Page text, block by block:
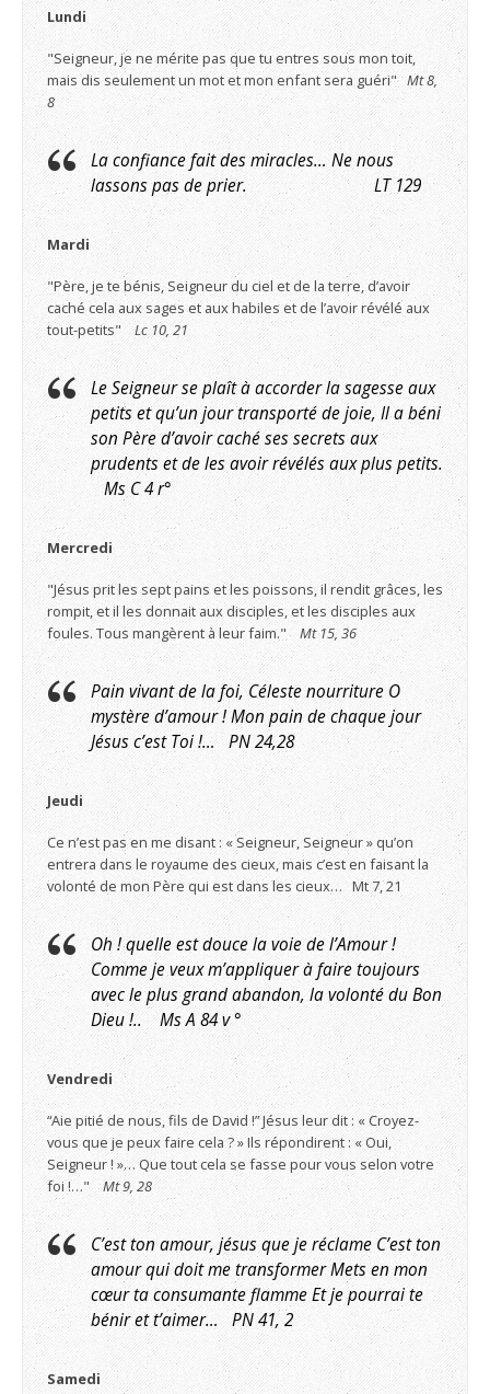
Lundi
"Seigneur, je ne mérite pas que tu entres sous mon toit,
mais dis seulement un mot et mon enfant sera guéri" Mt 8,
8
La confiance fait des miracles… Ne nous
lassons pas de prier. LT 129
Mardi
"Père, je te bénis, Seigneur du ciel et de la terre, d’avoir
caché cela aux sages et aux habiles et de l’avoir révélé aux
tout-petits"Lc 10, 21
Le Seigneur se plaît à accorder la sagesse aux
petits et qu’un jour transporté de joie, Il a béni
son Père d’avoir caché ses secrets aux
prudents et de les avoir révélés aux plus petits.
Ms C 4 r°
Mercredi
"Jésus prit les sept pains et les poissons, il rendit grâces, les
rompit, et il les donnait aux disciples, et les disciples aux
foules. Tous mangèrent à leur faim." Mt 15, 36
Pain vivant de la foi, Céleste nourriture O
mystère d’amour ! Mon pain de chaque jour
Jésus c’est Toi !… PN 24,28
Jeudi
Ce n’est pas en me disant : « Seigneur, Seigneur » qu’on
entrera dans le royaume des cieux, mais c’est en faisant la
volonté de mon Père qui est dans les cieux… Mt 7, 21
Oh ! quelle est douce la voie de l’Amour !
Comme je veux m’appliquer à faire toujours
avec le plus grand abandon, la volonté du Bon
Dieu !.. Ms A 84 v °
Vendredi
“Aie pitié de nous, fils de David !” Jésus leur dit : « Croyez-
vous que je peux faire cela ? » Ils répondirent : « Oui,
Seigneur ! »… Que tout cela se fasse pour vous selon votre
foi !…"Mt 9, 28
C’est ton amour, jésus que je réclame C’est ton
amour qui doit me transformer Mets en mon
cœur ta consumante flamme Et je pourrai te
bénir et t’aimer… PN 41, 2
Samedi